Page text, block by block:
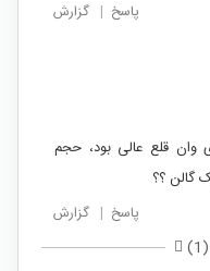
پاسخ | گزارش
وان قلع عالی بود، حجم
گالن ؟؟
پاسخ | گزارش